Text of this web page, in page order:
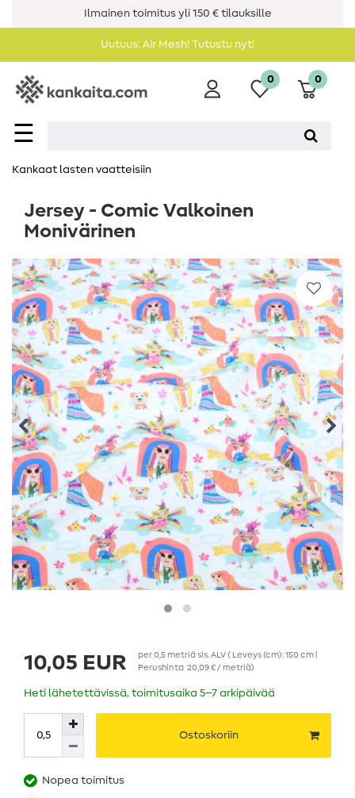
Ilmainen toimitus yli 150 € tilauksille
Uutuus: Air Mesh! Tutustu nyt!
☰
0 0
Kankaat lasten vaatteisiin
Jersey - Comic Valkoinen
Monivärinen
10,05 EUR per0,5 metriäsis. ALV( Leveys (cm): 150 cm |
Perushinta 20,09 € / metriä)
Heti lähetettävissä, toimitusaika 5–7 arkipäivää
Ostoskoriin
Nopea toimitus